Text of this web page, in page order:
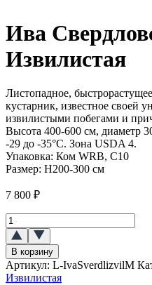
Ива
Извилистая
Листопадное,
кустарник, известное своей
извилистыми побегами и
Высота 400-600 см, диаметр
-29 до -35°C. Зона USDA 4.
Упаковка: Ком WRB, С10
Размер: H200-300 см
7 800 ₽
Количество
товара
Ива
Свердловская
Извилистая
В корзину
Артикул: L-IvaSverdlizvilM
Извилистая